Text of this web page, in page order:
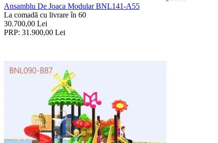
Ansamblu De Joaca Modular BNL141-A55
La comadã cu livrare în 60
30.700,00 Lei
PRP: 31.900,00 Lei